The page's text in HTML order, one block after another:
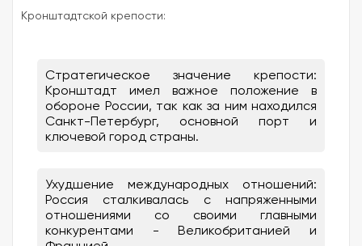
Кронштадтской крепости:
Стратегическое значение крепости:
Кронштадт имел важное положение в
обороне России, так как за ним находился
Санкт-Петербург, основной порт и
ключевой город страны.
Ухудшение международных отношений:
Россия сталкивалась с напряженными
отношениями со своими главными
конкурентами - Великобританией и